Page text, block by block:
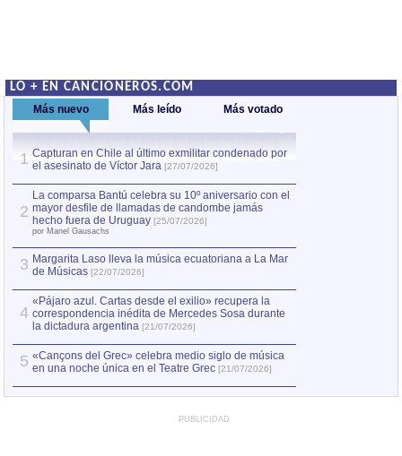
LO + EN CANCIONEROS.COM
Más nuevo Más leído Más votado
1 Capturan en Chile al último exmilitar condenado por
el asesinato de Víctor Jara [27/07/2026]
2
La comparsa Bantú celebra su 10º aniversario con el
mayor desfile de llamadas de candombe jamás
hecho fuera de Uruguay [25/07/2026]
por Manel Gausachs
3 Margarita Laso lleva la música ecuatoriana a La Mar
de Músicas [22/07/2026]
4
«Pájaro azul. Cartas desde el exilio» recupera la
correspondencia inédita de Mercedes Sosa durante
la dictadura argentina [21/07/2026]
5 «Cançons del Grec» celebra medio siglo de música
en una noche única en el Teatre Grec [21/07/2026]
PUBLICIDAD